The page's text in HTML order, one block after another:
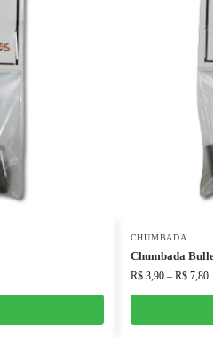
CHUMBADA
Chumbada
R$3,90 – R$7,80